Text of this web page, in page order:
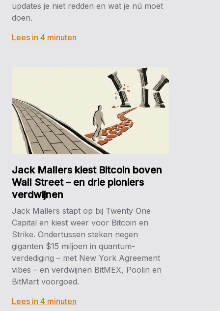
updates je niet redden en wat je nú moet
doen.
Lees in 4 minuten
Jack Mallers kiest Bitcoin boven
Wall Street – en drie pioniers
verdwijnen
Jack Mallers stapt op bij Twenty One
Capital en kiest weer voor Bitcoin en
Strike. Ondertussen steken negen
giganten $15 miljoen in quantum-
verdediging – met New York Agreement
vibes – en verdwijnen BitMEX, Poolin en
BitMart voorgoed.
Lees in 4 minuten